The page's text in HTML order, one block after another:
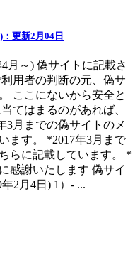
更新2月04日
月～) 偽サイトに記載さ
用者の判断の元、偽サ
ここにないから安全と
てはまるのがあれば、
3月までの偽サイトのメ
ます。 *2017年3月まで
らに記載しています。 *
感謝いたします 偽サイ
2月4日) 1）- ...